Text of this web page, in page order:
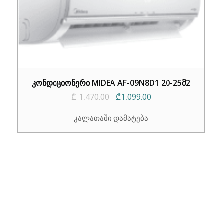
კონდიციონერი MIDEA AF-09N8D1 20-25მ2
₾ 1,470.00
Original
was:
₾1,099.00Current
კალათაში დამატება